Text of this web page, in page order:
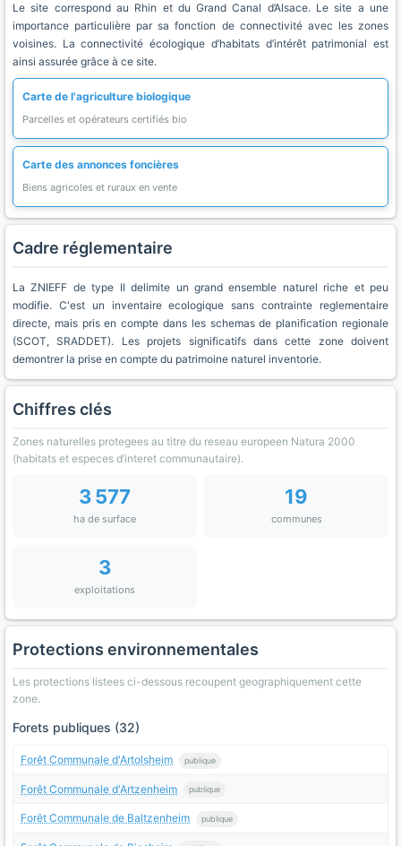
Le site correspond au Rhin et du Grand Canal d’Alsace. Le site a une
importance particulière par sa fonction de connectivité avec les zones
voisines. La connectivité écologique d’habitats d’intérêt patrimonial est
ainsi assurée grâce à ce site.
Carte de l'agriculture biologique
Parcelles et opérateurs certifiés bio
Carte des annonces foncières
Biens agricoles et ruraux en vente
Cadre réglementaire
La ZNIEFF de type II delimite un grand ensemble naturel riche et peu
modifie. C'est un inventaire ecologique sans contrainte reglementaire
directe, mais pris en compte dans les schemas de planification regionale
(SCOT, SRADDET). Les projets significatifs dans cette zone doivent
demontrer la prise en compte du patrimoine naturel inventorie.
Chiffres clés
Zones naturelles protegees au titre du reseau europeen Natura 2000
(habitats et especes d’interet communautaire).
3 577
ha de surface
19
communes
3
exploitations
Protections environnementales
Les protections listees ci-dessous recoupent geographiquement cette
zone.
Forets publiques (32)
Forêt Communale d'Artolsheim publique
Forêt Communale d'Artzenheim publique
Forêt Communale de Baltzenheim publique